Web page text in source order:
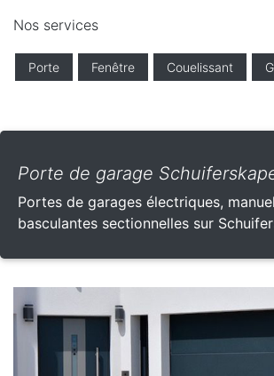
Nos services
Porte Fenêtre Couelissant
Porte de garage
Portes de garages électriques,
basculantes sectionnelles sur